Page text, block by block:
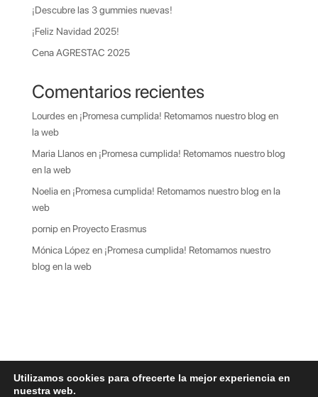
¡Descubre las 3 gummies nuevas!
¡Feliz Navidad 2025!
Cena AGRESTAC 2025
Comentarios recientes
Lourdes en ¡Promesa cumplida! Retomamos nuestro blog en
la web
Maria Llanos en ¡Promesa cumplida! Retomamos nuestro blog
en la web
Noeliaen ¡Promesa cumplida! Retomamos nuestro blog en la
web
pornipen Proyecto Erasmus
Mónica López en ¡Promesa cumplida! Retomamos nuestro
blog en la web
Utilizamos cookies para ofrecerte la mejor experiencia en
nuestra web.